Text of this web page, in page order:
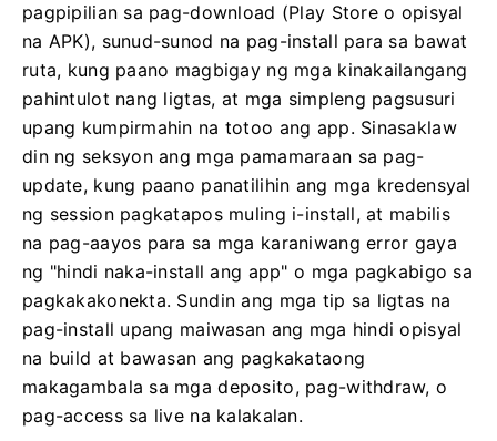
pagpipilian sa pag-download (Play Store o opisyal
na APK), sunud-sunod na pag-install para sa bawat
ruta, kung paano magbigay ng mga kinakailangang
pahintulot nang ligtas, at mga simpleng pagsusuri
upang kumpirmahin na totoo ang app. Sinasaklaw
din ng seksyon ang mga pamamaraan sa pag-
update, kung paano panatilihin ang mga kredensyal
ng session pagkatapos muling i-install, at mabilis
na pag-aayos para sa mga karaniwang error gaya
ng "hindi naka-install ang app" o mga pagkabigo sa
pagkakakonekta. Sundin ang mga tip sa ligtas na
pag-install upang maiwasan ang mga hindi opisyal
na build at bawasan ang pagkakataong
makagambala sa mga deposito, pag-withdraw, o
pag-access sa live na kalakalan.